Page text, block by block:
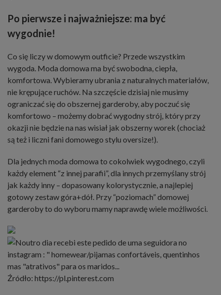
Po pierwsze i najważniejsze: ma być
wygodnie!
Co się liczy w domowym outficie? Przede wszystkim
wygoda. Moda domowa ma być swobodna, ciepła,
komfortowa. Wybieramy ubrania z naturalnych materiałów,
nie krępujące ruchów. Na szczęście dzisiaj nie musimy
ograniczać się do obszernej garderoby, aby poczuć się
komfortowo – możemy dobrać wygodny strój, który przy
okazji nie będzie na nas wisiał jak obszerny worek (chociaż
są też i liczni fani domowego stylu oversize!).
Dla jednych moda domowa to cokolwiek wygodnego, czyli
każdy element “z innej parafii”, dla innych przemyślany strój
jak każdy inny – dopasowany kolorystycznie, a najlepiej
gotowy zestaw góra+dół. Przy “poziomach” domowej
garderoby to do wyboru mamy naprawdę wiele możliwości.
Źródło: https://pl.pinterest.com